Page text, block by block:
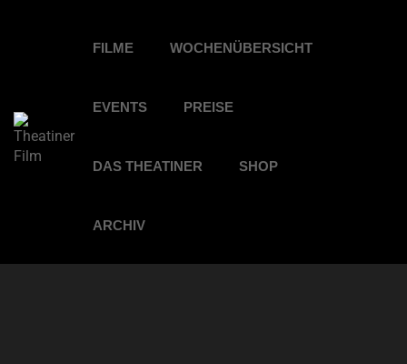
FILME WOCHENÜBERSICHT
EVENTS PREISE
DAS THEATINER SHOP
ARCHIV